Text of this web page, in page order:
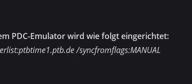
PDC-Emulator wird wie folgt eingerichtet:
/syncfromflags:MANUAL